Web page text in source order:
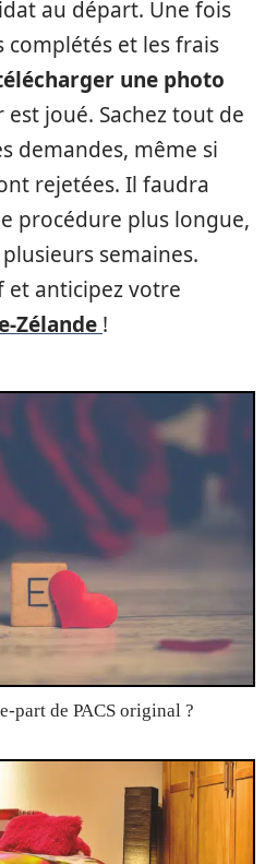
au départ. Une fois
complétés et les frais
une photo
joué. Sachez tout de
demandes, même si
rejetées. Il faudra
procédure plus longue,
semaines.
et anticipez votre
Zélande !
part de PACS original ?